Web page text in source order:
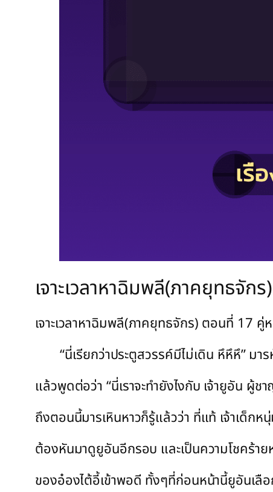
เจาะเวลาหาฉิมพลี(ภาคยุทธจัก
เจาะเวลาหาฉิมพลี(ภาคยุทธจักร) ตอนที่ 17 คู่
“นี่เรียกว่าประตูสวรรค์มีไม่เดิน หึหึหึ” มา
แล้วพูดต่อว่า “นี่เราจะทำยังไงกับ เจ้ายูอัน ผู้ช
ถึงตอนนี้มารเหินหาวก็รู้แล้วว่า ที่แท้ เจ้าเด็
ต้องหันมาดูยูอันอีกรอบ และเป็นความโชคร้า
ของอ๋องไต้อี้เข้าพอดี ทั้งๆที่ก่อนหน้านี้ยูอันเลื